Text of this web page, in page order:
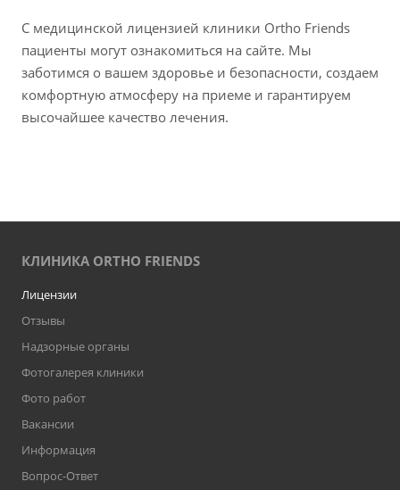
С медицинской лицензией клиники Ortho Friends
пациенты могут ознакомиться на сайте. Мы
заботимся о вашем здоровье и безопасности, создаем
комфортную атмосферу на приеме и гарантируем
высочайшее качество лечения.
КЛИНИКА ORTHO FRIENDS
Лицензии
Отзывы
Надзорные органы
Фотогалерея клиники
Фото работ
Вакансии
Информация
Вопрос-Ответ